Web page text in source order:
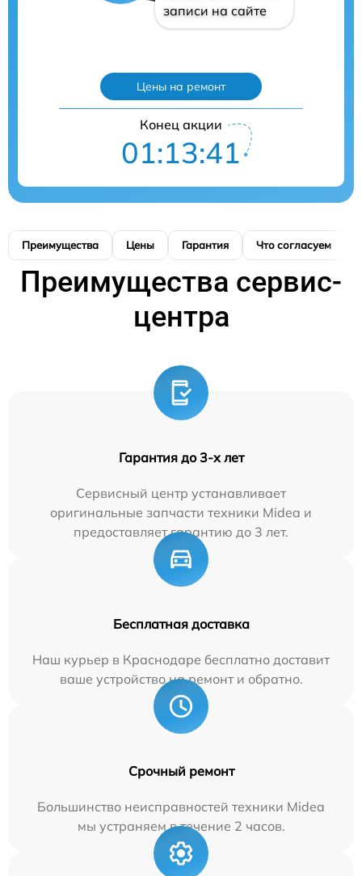
записи на сайте
Цены на ремонт
Конец акции
01:13:40
Преимущества Цены Гарантия Что согласуем
Преимущества сервис-
центра
Гарантия до 3-х лет
Сервисный центр устанавливает
оригинальные запчасти техники Midea и
предоставляет гарантию до 3 лет.
Бесплатная доставка
Наш курьер в Краснодаре бесплатно доставит
ваше устройство на ремонт и обратно.
Срочный ремонт
Большинство неисправностей техники Midea
мы устраняем в течение 2 часов.